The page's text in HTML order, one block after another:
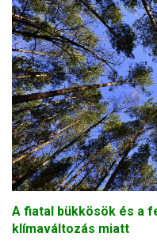
A fiatal bükkösök és a
klímaváltozás miatt